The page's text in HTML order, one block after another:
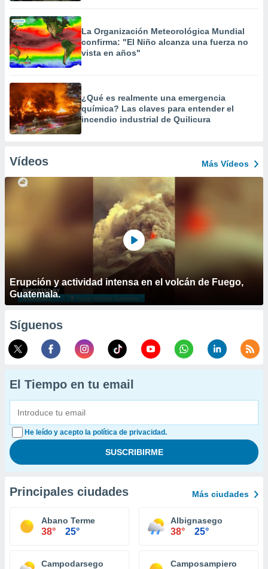
La Organización Meteorológica Mundial
confirma: "El Niño alcanza una fuerza no
vista en años"
¿Qué es realmente una emergencia
química? Las claves para entender el
incendio industrial de Quilicura
Vídeos Más Vídeos
Erupción y actividad intensa en el volcán de Fuego,
Guatemala.
Síguenos
El Tiempo en tu email
He leído y acepto la política de privacidad.
Principales ciudades Más ciudades
Abano Terme
38° 25°
Albignasego
38° 25°
Campodarsego Camposampiero